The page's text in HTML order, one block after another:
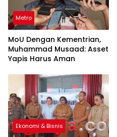
Metro
MoU Dengan Kementrian,
Muhammad Musaad: Asset
Yapis Harus Aman
Ekonomi & Bisnis